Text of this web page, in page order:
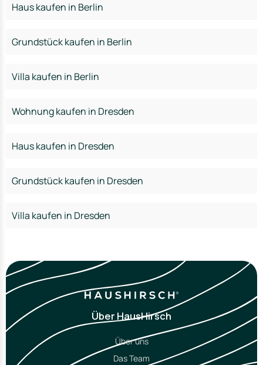
Haus kaufen in Berlin
Grundstück kaufen in Berlin
Villa kaufen in Berlin
Wohnung kaufen in Dresden
Haus kaufen in Dresden
Grundstück kaufen in Dresden
Villa kaufen in Dresden
Über HausHirsch
Über uns
Das Team